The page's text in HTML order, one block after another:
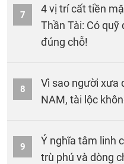
7
4 vị trí cất tiền
Thần Tài: Có
đúng chỗ!
8
Vì sao người xưa
NAM, tài lộc
9
Ý nghĩa tâm linh
trù phú và dòng